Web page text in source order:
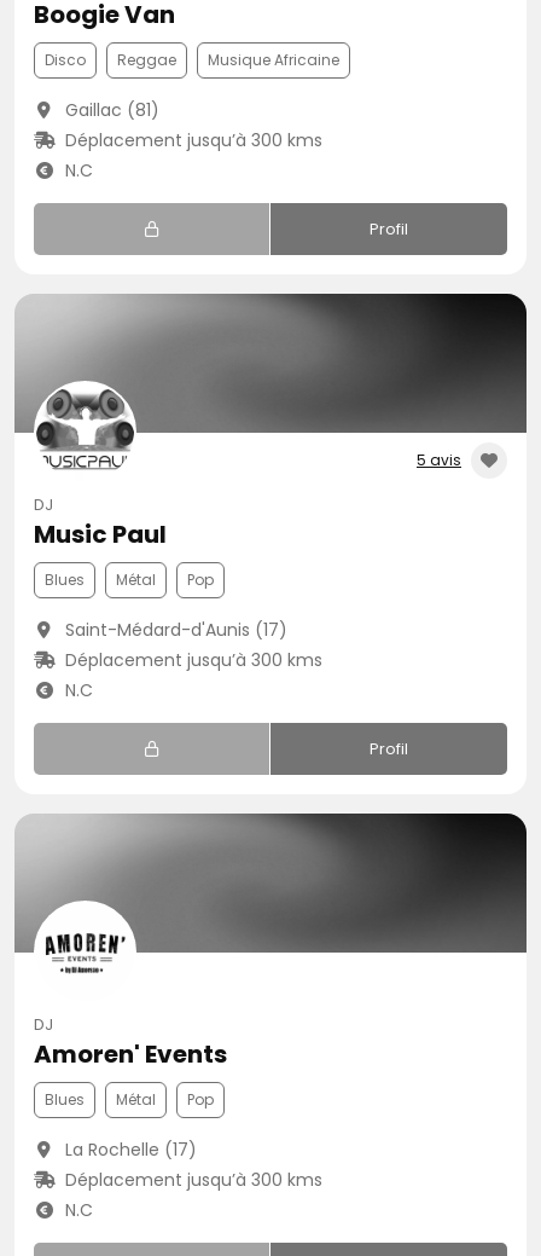
Boogie Van
Disco Reggae Musique Africaine
Gaillac (81)
Déplacement jusqu’à 300 kms
N.C
Profil
5 avis
DJ
Music Paul
Blues Métal Pop
Saint-Médard-d'Aunis (17)
Déplacement jusqu’à 300 kms
N.C
Profil
DJ
Amoren' Events
Blues Métal Pop
La Rochelle (17)
Déplacement jusqu’à 300 kms
N.C